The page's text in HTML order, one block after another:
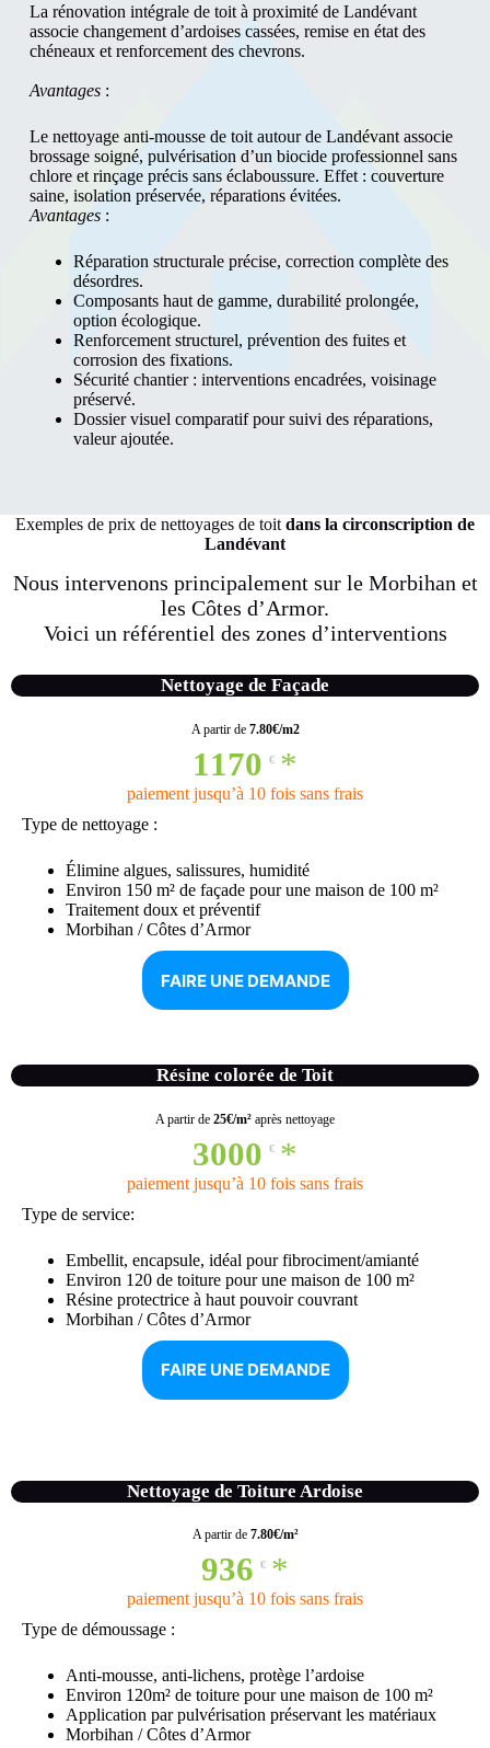
La rénovation intégrale de toit à proximité de Landévant
associe changement d’ardoises cassées, remise en état des
chéneaux et renforcement des chevrons.
Avantages :
Le nettoyage anti-mousse de toit autour de Landévant associe
brossage soigné, pulvérisation d’un biocide professionnel sans
chlore et rinçage précis sans éclaboussure. Effet : couverture
saine, isolation préservée, réparations évitées.
Avantages:
Réparation structurale précise, correction complète des
désordres.
Composants haut de gamme, durabilité prolongée,
option écologique.
Renforcement structurel, prévention des fuites et
corrosion des fixations.
Sécurité chantier : interventions encadrées, voisinage
préservé.
Dossier visuel comparatif pour suivi des réparations,
valeur ajoutée.
Exemples de prix de nettoyages de toitdans la circonscription de
Landévant
Nous intervenons principalement sur le Morbihan et
les Côtes d’Armor.
Voici un référentiel des zones d’interventions
Nettoyage de Façade
A partir de 7.80€/m2
1170 € *
paiement jusqu’à 10 fois sans frais
Type de nettoyage :
Élimine algues, salissures, humidité
Environ 150 m² de façade pour une maison de 100 m²
Traitement doux et préventif
Morbihan / Côtes d’Armor
FAIRE UNE DEMANDE
Résine colorée de Toit
A partir de 25€/m² après nettoyage
3000 € *
paiement jusqu’à 10 fois sans frais
Type de service:
Embellit, encapsule, idéal pour fibrociment/amianté
Environ 120 de toiture pour une maison de 100 m²
Résine protectrice à haut pouvoir couvrant
Morbihan / Côtes d’Armor
FAIRE UNE DEMANDE
Nettoyage de Toiture Ardoise
A partir de 7.80€/m²
936 € *
paiement jusqu’à 10 fois sans frais
Type de démoussage :
Anti-mousse, anti-lichens, protège l’ardoise
Environ 120m² de toiture pour une maison de 100 m²
Application par pulvérisation préservant les matériaux
Morbihan / Côtes d’Armor